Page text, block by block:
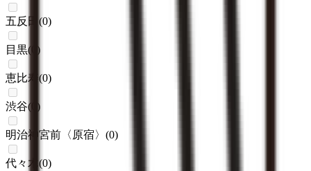
五反田 (0)
目黒( )
恵比寿 (0)
渋谷( )
明治神宮前〈原宿〉 (0)
代々木 (0)